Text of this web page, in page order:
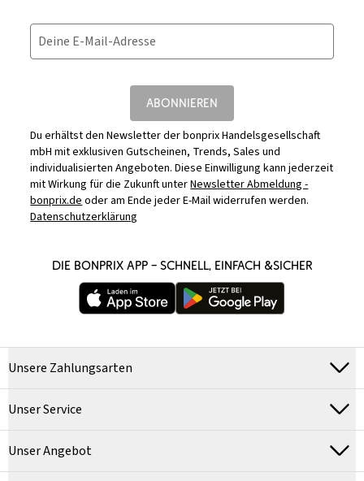
Deine E-Mail-Adresse
ABONNIEREN
Du erhältst den Newsletter der bonprix Handelsgesellschaft
mbH mit exklusiven Gutscheinen, Trends, Sales und
individualisierten Angeboten. Diese Einwilligung kann jederzeit
mit Wirkung für die Zukunft unterNewsletter Abmeldung -
bonprix.deoder am Ende jeder E-Mail widerrufen werden.
Datenschutzerklärung
DIE BONPRIX APP – SCHNELL, EINFACH &SICHER
Unsere Zahlungsarten
Unser Service
Unser Angebot